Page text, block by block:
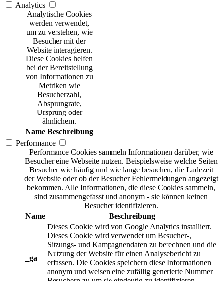
Analytics
Analytische Cookies
werden verwendet,
um zu verstehen, wie
Besucher mit der
Website interagieren.
Diese Cookies helfen
bei der Bereitstellung
von Informationen zu
Metriken wie
Besucherzahl,
Absprungrate,
Ursprung oder
ähnlichem.
Name Beschreibung
Performance
Performance Cookies sammeln Informationen darüber, wie
Besucher eine Webseite nutzen. Beispielsweise welche Seiten
Besucher wie häufig und wie lange besuchen, die Ladezeit
der Website oder ob der Besucher Fehlermeldungen angezeigt
bekommen. Alle Informationen, die diese Cookies sammeln,
sind zusammengefasst und anonym - sie können keinen
Besucher identifizieren.
Name
Beschreibung
_ga
Dieses Cookie wird von Google Analytics installiert.
Dieses Cookie wird verwendet um Besucher-,
Sitzungs- und Kampagnendaten zu berechnen und die
Nutzung der Website für einen Analysebericht zu
erfassen. Die Cookies speichern diese Informationen
anonym und weisen eine zufällig generierte Nummer